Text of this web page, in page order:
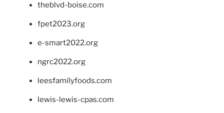
theblvd-boise.com
fpet2023.org
e-smart2022.org
ngrc2022.org
leesfamilyfoods.com
lewis-lewis-cpas.com